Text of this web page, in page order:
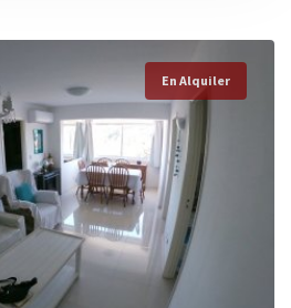
En Alquiler